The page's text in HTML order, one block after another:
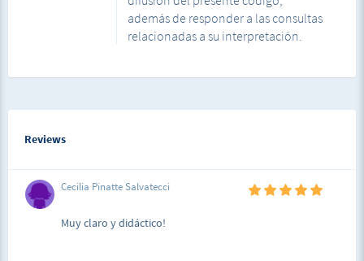
además de responder a las consultas
relacionadas a su interpretación.
Reviews
Cecilia Pinatte Salvatecci
Muy claro y didáctico!